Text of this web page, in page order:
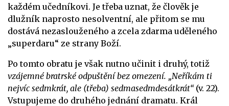
každém učedníkovi. Je třeba uznat, že člověk je
dlužník naprosto nesolventní, ale přitom se mu
dostává nezaslouženého a zcela zdarma uděleného
„superdaru“ ze strany Boží.
Po tomto obratu je však nutno učinit i druhý, totiž
vzájemné bratrské odpuštění bez omezení. „Neříkám ti
nejvíc sedmkrát, ale (třeba) sedmasedmdesátkrát“ (v. 22).
Vstupujeme do druhého jednání dramatu. Král